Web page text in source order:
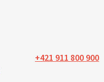
+421 911 800 900